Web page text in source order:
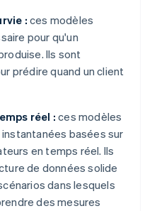
: ces modèles
pour qu'un
Ils sont
prédire quand un client
réel : ces modèles
basées sur
en temps réel. Ils
de données solide
dans lesquels
des mesures